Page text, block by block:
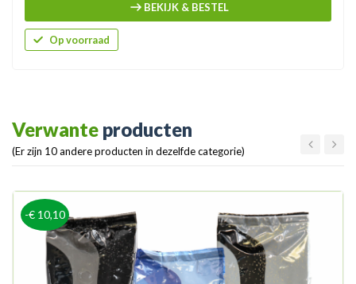
BEKIJK & BESTEL
Op voorraad
Verwante producten
(Er zijn 10 andere producten in dezelfde categorie)
-€ 10,10